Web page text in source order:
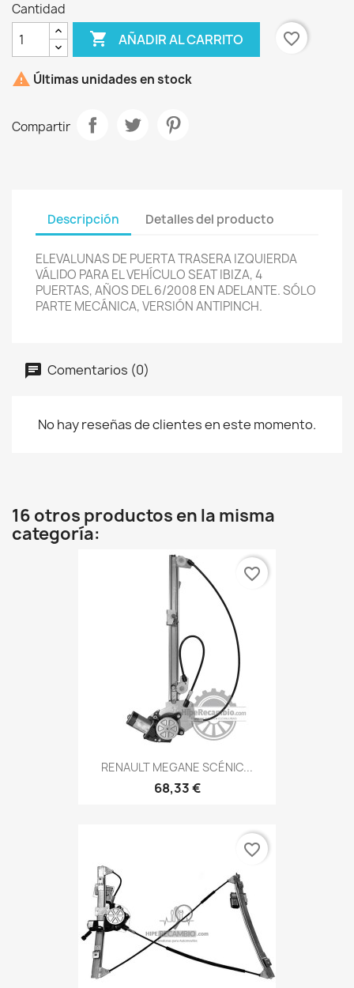
Cantidad
 AÑADIR AL CARRITO favorite_border
 Últimas unidades en stock
Compartir
Descripción Detalles del producto
ELEVALUNAS DE PUERTA TRASERA IZQUIERDA
VÁLIDO PARA EL VEHÍCULO SEAT IBIZA, 4
PUERTAS, AÑOS DEL 6/2008 EN ADELANTE. SÓLO
PARTE MECÁNICA, VERSIÓN ANTIPINCH.
Comentarios (0)
No hay reseñas de clientes en este momento.
16 otros productos en la misma
categoría:
RENAULT MEGANE SCÉNIC...
68,33 €
favorite_border
favorite_border